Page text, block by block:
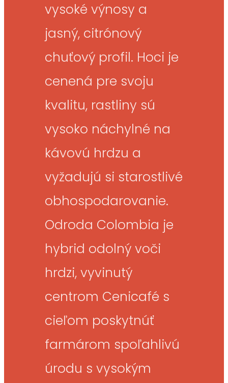
vysoké výnosy a
jasný, citrónový
chuťový profil. Hoci je
cenená pre svoju
kvalitu, rastliny sú
vysoko náchylné na
kávovú hrdzu a
vyžadujú si starostlivé
obhospodarovanie.
Odroda Colombia je
hybrid odolný voči
hrdzi, vyvinutý
centrom Cenicafé s
cieľom poskytnúť
farmárom spoľahlivú
úrodu s vysokým